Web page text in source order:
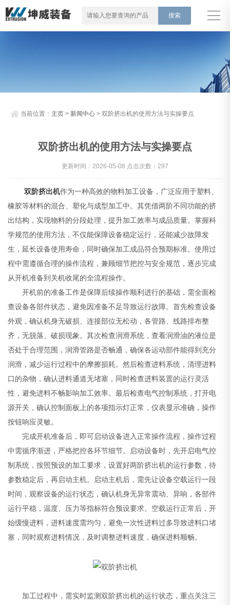
当前位置： 主页 > 新闻中心 > 双阶挤出机的使用方法与实操要点
双阶挤出机的使用方法与实操要点
更新时间：2026-05-08 点击次数：297
双阶挤出机作为一种高效的物料加工设备，广泛应用于塑料、
橡胶等材料的混合、塑化与成型加工中。其凭借两阶不同功能的挤
出结构，实现物料的分段处理，提升加工效率与成品质量。掌握科
学规范的使用方法，不仅能保障设备稳定运行，还能减少故障发
生，延长设备使用寿命，同时确保加工成品符合预期标准。使用过
程中需遵循合理的操作流程，兼顾细节把控与安全规范，逐步完成
从开机准备到关机收尾的全流程操作。
开机前的准备工作是保障后续操作顺利进行的基础，需全面检
查设备各部件状态，避免因准备不足导致运行故障。首先检查设备
外观，确认机身无破损、连接部位无松动，各管路、线路排布整
齐，无脱落、破损现象。其次检查润滑系统，查看润滑油的液位是
否处于合理范围，润滑管路是否畅通，确保各运动部件能得到充分
润滑，减少运行过程中的摩擦损耗。然后检查进料系统，清理进料
口的杂物，确认进料通道无堵塞，同时检查进料装置的运行灵活
性，避免进料不畅影响加工效率。最后检查电气控制系统，打开电
源开关，确认控制面板上的各项指示灯正常，仪表显示准确，操作
按钮响应灵敏。
完成开机准备后，即可启动设备进入正常操作流程，操作过程
中需循序渐进，严格把控各环节细节。启动设备时，先开启电气控
制系统，按照预设的加工要求，设置好两阶挤出机的运行参数，待
参数稳定后，再启动主机。启动主机后，需先让设备空载运行一段
时间，观察设备的运行状态，确认机身无异常震动、异响，各部件
运行平稳，温度、压力等指标符合预设要求。空载运行正常后，开
始缓慢进料，进料速度需均匀，避免一次性进料过多导致进料口堵
塞，同时观察进料情况，及时调整进料速度，确保进料顺畅。
加工过程中，需实时监测双阶挤出机的运行状态，重点关注三